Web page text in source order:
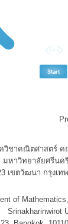
วิชาคณิตศาสตร์ ค
มหาวิทยาลัยศรีนค
เขตวัฒนา กรุงเท
of
Srinakharinwirot